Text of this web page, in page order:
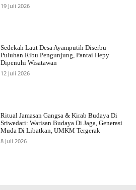
19 Juli 2026
Sedekah Laut Desa Ayamputih Diserbu
Puluhan Ribu Pengunjung, Pantai Hepy
Dipenuhi Wisatawan
12 Juli 2026
Ritual Jamasan Gangsa & Kirab Budaya Di
Sriwedari: Warisan Budaya Di Jaga, Generasi
Muda Di Libatkan, UMKM Tergerak
8 Juli 2026